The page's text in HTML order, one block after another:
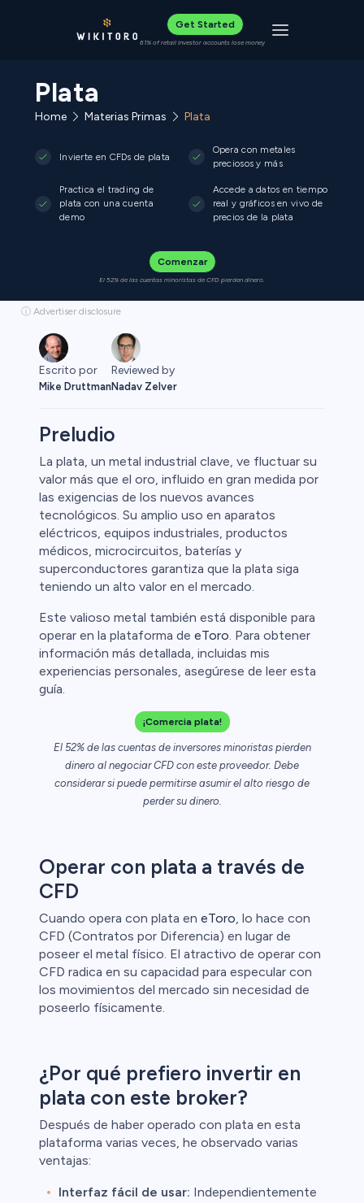
Get Started
61% of retail investor accounts lose money Toggle
Plata
Home Materias Primas Plata
Invierte en CFDs de plata
Opera con metales
preciosos y más
Practica el trading de
plata con una cuenta
demo
Accede a datos en tiempo
real y gráficos en vivo de
precios de la plata
Comenzar
El 52% de las cuentas minoristas de CFD pierden dinero.
ⓘ Advertiser disclosure
Escrito por
Mike Druttman
Reviewed by
Nadav Zelver
Preludio
La plata, un metal industrial clave, ve fluctuar su
valor más que el oro, influido en gran medida por
las exigencias de los nuevos avances
tecnológicos. Su amplio uso en aparatos
eléctricos, equipos industriales, productos
médicos, microcircuitos, baterías y
superconductores garantiza que la plata siga
teniendo un alto valor en el mercado.
Este valioso metal también está disponible para
operar en la plataforma de eToro. Para obtener
información más detallada, incluidas mis
experiencias personales, asegúrese de leer esta
guía.
¡Comercia plata!
El 52% de las cuentas de inversores minoristas pierden
dinero al negociar CFD con este proveedor. Debe
considerar si puede permitirse asumir el alto riesgo de
perder su dinero.
Operar con plata a través de
CFD
Cuando opera con plata en eToro, lo hace con
CFD (Contratos por Diferencia) en lugar de
poseer el metal físico. El atractivo de operar con
CFD radica en su capacidad para especular con
los movimientos del mercado sin necesidad de
poseerlo físicamente.
¿Por qué prefiero invertir en
plata con este broker?
Después de haber operado con plata en esta
plataforma varias veces, he observado varias
ventajas:
Interfaz fácil de usar: Independientemente